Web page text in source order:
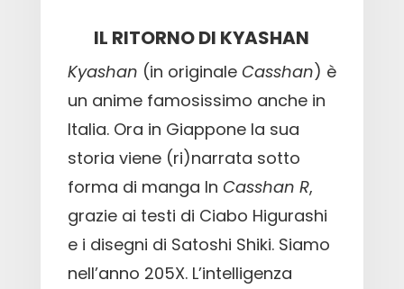
IL RITORNO DI KYASHAN
Kyashan (in originale Casshan) è
un anime famosissimo anche in
Italia. Ora in Giappone la sua
storia viene (ri)narrata sotto
forma di manga In Casshan R,
grazie ai testi di Ciabo Higurashi
e i disegni di Satoshi Shiki. Siamo
nell’anno 205X. L’intelligenza